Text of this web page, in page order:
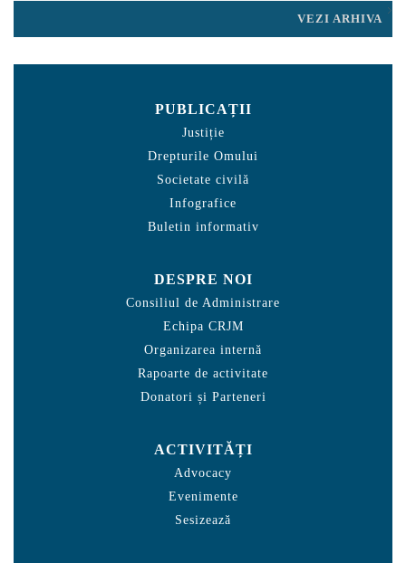
VEZI ARHIVA
PUBLICAȚII
Justiție
Drepturile Omului
Societate civilă
Infografice
Buletin informativ
DESPRE NOI
Consiliul de Administrare
Echipa CRJM
Organizarea internă
Rapoarte de activitate
Donatori și Parteneri
ACTIVITĂȚI
Advocacy
Evenimente
Sesizează